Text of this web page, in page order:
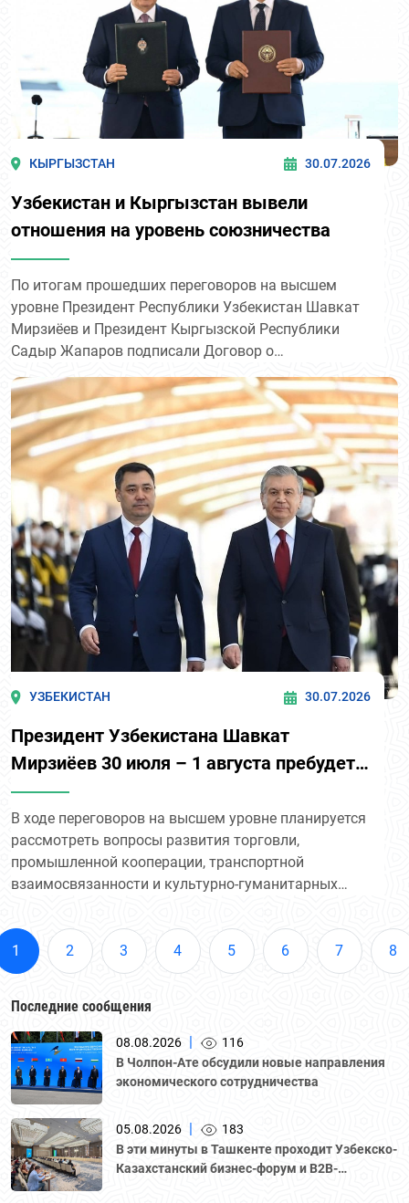
КЫРГЫЗСТАН 30.07.2026
Узбекистан и Кыргызстан вывели
отношения на уровень союзничества
По итогам прошедших переговоров на высшем
уровне Президент Республики Узбекистан Шавкат
Мирзиёев и Президент Кыргызской Республики
Садыр Жапаров подписали Договор о
УЗБЕКИСТАН 30.07.2026
Президент Узбекистана Шавкат
Мирзиёев 30 июля – 1 августа пребудет в
Кыргызстан с государственным визитом
по приглашению Президента Садыра
Жапарова.
В ходе переговоров на высшем уровне планируется
рассмотреть вопросы развития торговли,
промышленной кооперации, транспортной
взаимосвязанности и культурно-гуманитарных
подписание пакета двусторонних документов. В
рамках визита Президент нашей страны также
примет участие в неформальной Консультативной
Азербайджана в Чолпон-Ата.
1 2 3 4 5 6 7 8
Последние сообщения
08.08.2026
116
В Чолпон-Ате обсудили новые направления
экономического сотрудничества
05.08.2026
183
В эти минуты в Ташкенте проходит Узбекско-
Казахстанский бизнес-форум и B2B-